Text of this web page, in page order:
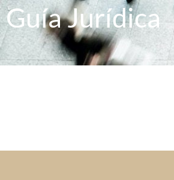
Guía Jurídica